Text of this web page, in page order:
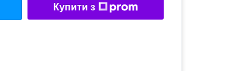
Купити з